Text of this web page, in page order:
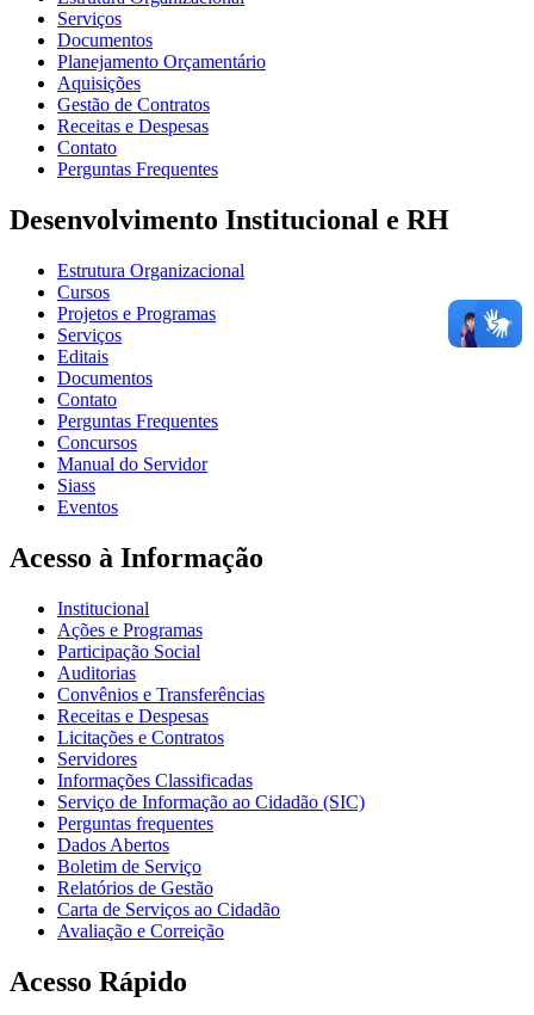
Serviços
Documentos
Planejamento Orçamentário
Aquisições
Gestão de Contratos
Receitas e Despesas
Contato
Perguntas Frequentes
Desenvolvimento Institucional e RH
Estrutura Organizacional
Cursos
Projetos e Programas
Serviços
Editais
Documentos
Contato
Perguntas Frequentes
Concursos
Manual do Servidor
Siass
Eventos
Acesso à Informação
Institucional
Ações e Programas
Participação Social
Auditorias
Convênios e Transferências
Receitas e Despesas
Licitações e Contratos
Servidores
Informações Classificadas
Serviço de Informação ao Cidadão (SIC)
Perguntas frequentes
Dados Abertos
Boletim de Serviço
Relatórios de Gestão
Carta de Serviços ao Cidadão
Avaliação e Correição
Acesso Rápido